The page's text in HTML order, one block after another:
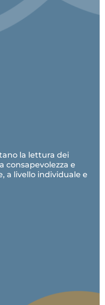
la lettura dei
consapevolezza e
a livello individuale e